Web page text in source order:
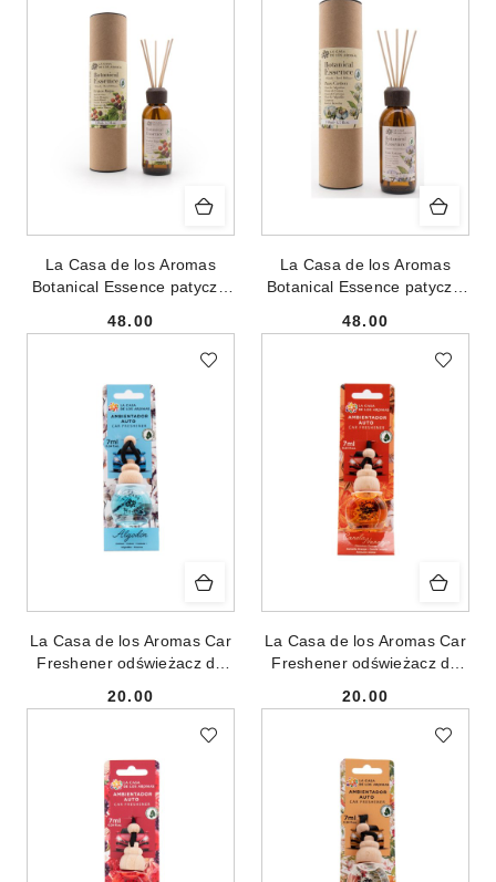
La Casa de los Aromas
Botanical Essence patyczki
Owoce 140ml
Cena:
48.00
La Casa de los Aromas
Botanical Essence patyczki
140mlCena:
48.00
La Casa de los Aromas Car
Freshener odświeżacz do
Cena:
20.00
La Casa de los Aromas Car
Freshener odświeżacz do
Pomarańcza 7ml
Cena:
20.00